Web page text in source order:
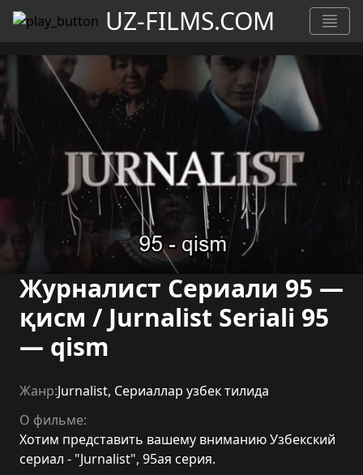
UZ-FILMS.COM
Журналист Сериали 95 —
қисм / Jurnalist Seriali 95
— qism
Жанр:Jurnalist, Сериаллар узбек тилида
О фильме:
Хотим представить вашему вниманию Узбекский
сериал - "Jurnalist", 95ая серия.